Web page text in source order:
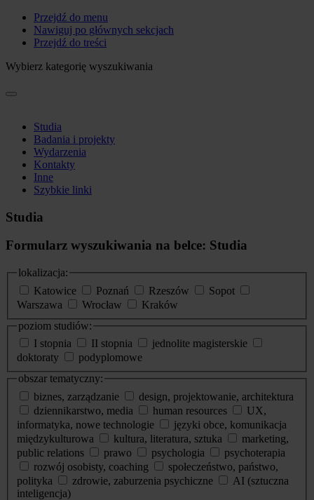
Przejdź do menu
Nawiguj po głównych sekcjach
Przejdź do treści
Wybierz kategorię wyszukiwania
Studia
Badania i projekty
Wydarzenia
Kontakty
Inne
Szybkie linki
Studia
Formularz wyszukiwania na belce: Studia
lokalizacja:
Katowice
Poznań Rzeszów
Sopot
Warszawa
Wrocław
Kraków
poziom studiów:
I stopnia
II stopnia
jednolite magisterskie
doktoraty
podyplomowe
obszar tematyczny:
biznes, zarządzanie
design, projektowanie, architektura
dziennikarstwo, media
human resources
UX,
informatyka, nowe technologie
języki obce, komunikacja
międzykulturowa
kultura, literatura, sztuka
marketing,
public relations
prawo psychologia
psychoterapia
rozwój osobisty, coaching
społeczeństwo, państwo,
polityka
zdrowie, zaburzenia psychiczne
AI (sztuczna
inteligencja)